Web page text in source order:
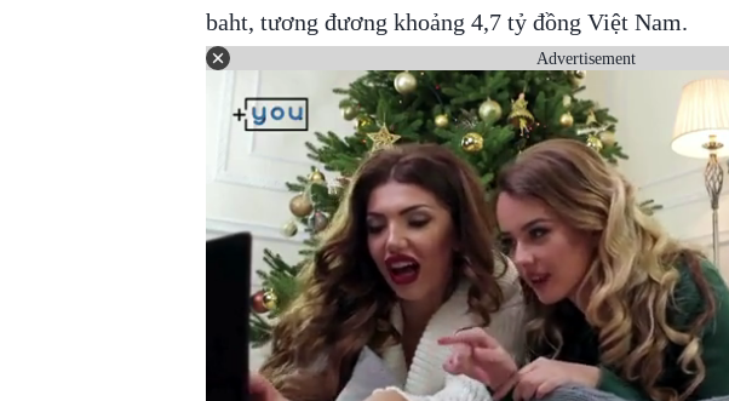
baht, tương đương khoảng 4,7 tỷ đồng Việt Nam.
Advertisement